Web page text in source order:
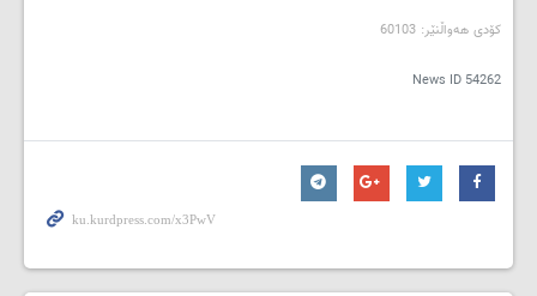
کۆدی هه‌واڵنێر: 60103
News ID 54262